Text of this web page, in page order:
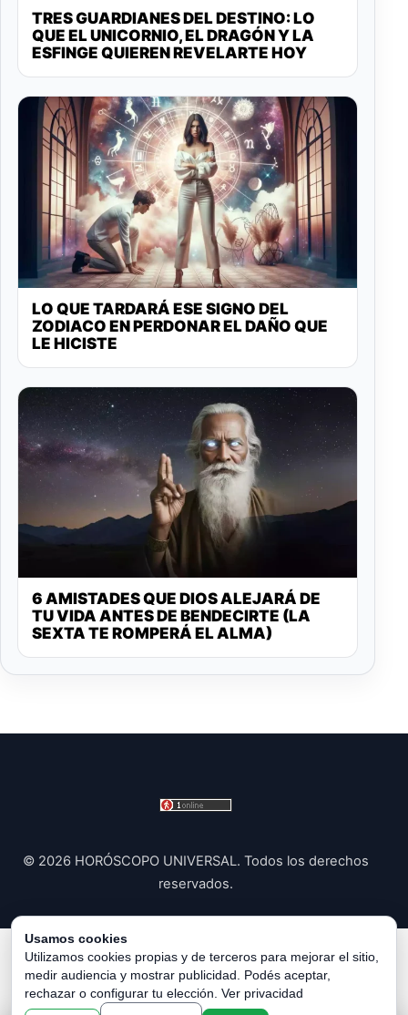
TRES GUARDIANES DEL DESTINO: LO
QUE EL UNICORNIO, EL DRAGÓN Y LA
ESFINGE QUIEREN REVELARTE HOY
LO QUE TARDARÁ ESE SIGNO DEL
ZODIACO EN PERDONAR EL DAÑO QUE
LE HICISTE
6 AMISTADES QUE DIOS ALEJARÁ DE
TU VIDA ANTES DE BENDECIRTE (LA
SEXTA TE ROMPERÁ EL ALMA)
© 2026 HORÓSCOPO UNIVERSAL. Todos los derechos
reservados.
Política de Privacidad | Política de Cookies |
Configurar
Cookies
| Términos y Condiciones | Contacto |
Nosotros
| Aviso Legal
Usamos cookies
Utilizamos cookies propias y de terceros para mejorar el sitio,
medir audiencia y mostrar publicidad. Podés aceptar,
rechazar o configurar tu elección. Ver privacidad